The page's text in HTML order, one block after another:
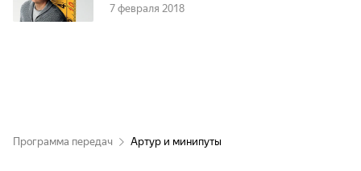
7 февраля 2018
Программа передач Артур и минипуты